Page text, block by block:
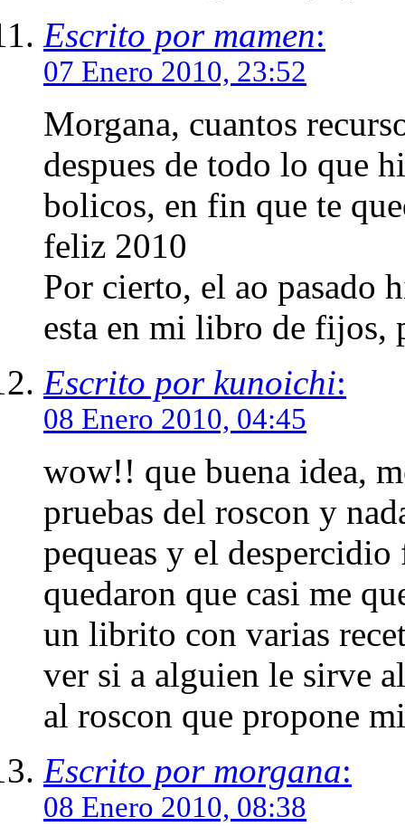
Escrito por mamen:
07 Enero 2010, 23:52
Morgana, cuantos
despues de todo lo que
bolicos, en fin que te
feliz 2010
Por cierto, el ao pasado
esta en mi libro de fijos,
Escrito por kunoichi:
08 Enero 2010, 04:45
wow!! que buena idea,
pruebas del roscon y
pequeas y el
quedaron que casi me
un librito con varias
ver si a alguien le sirve
al roscon que propone
Escrito por morgana:
08 Enero 2010, 08:38